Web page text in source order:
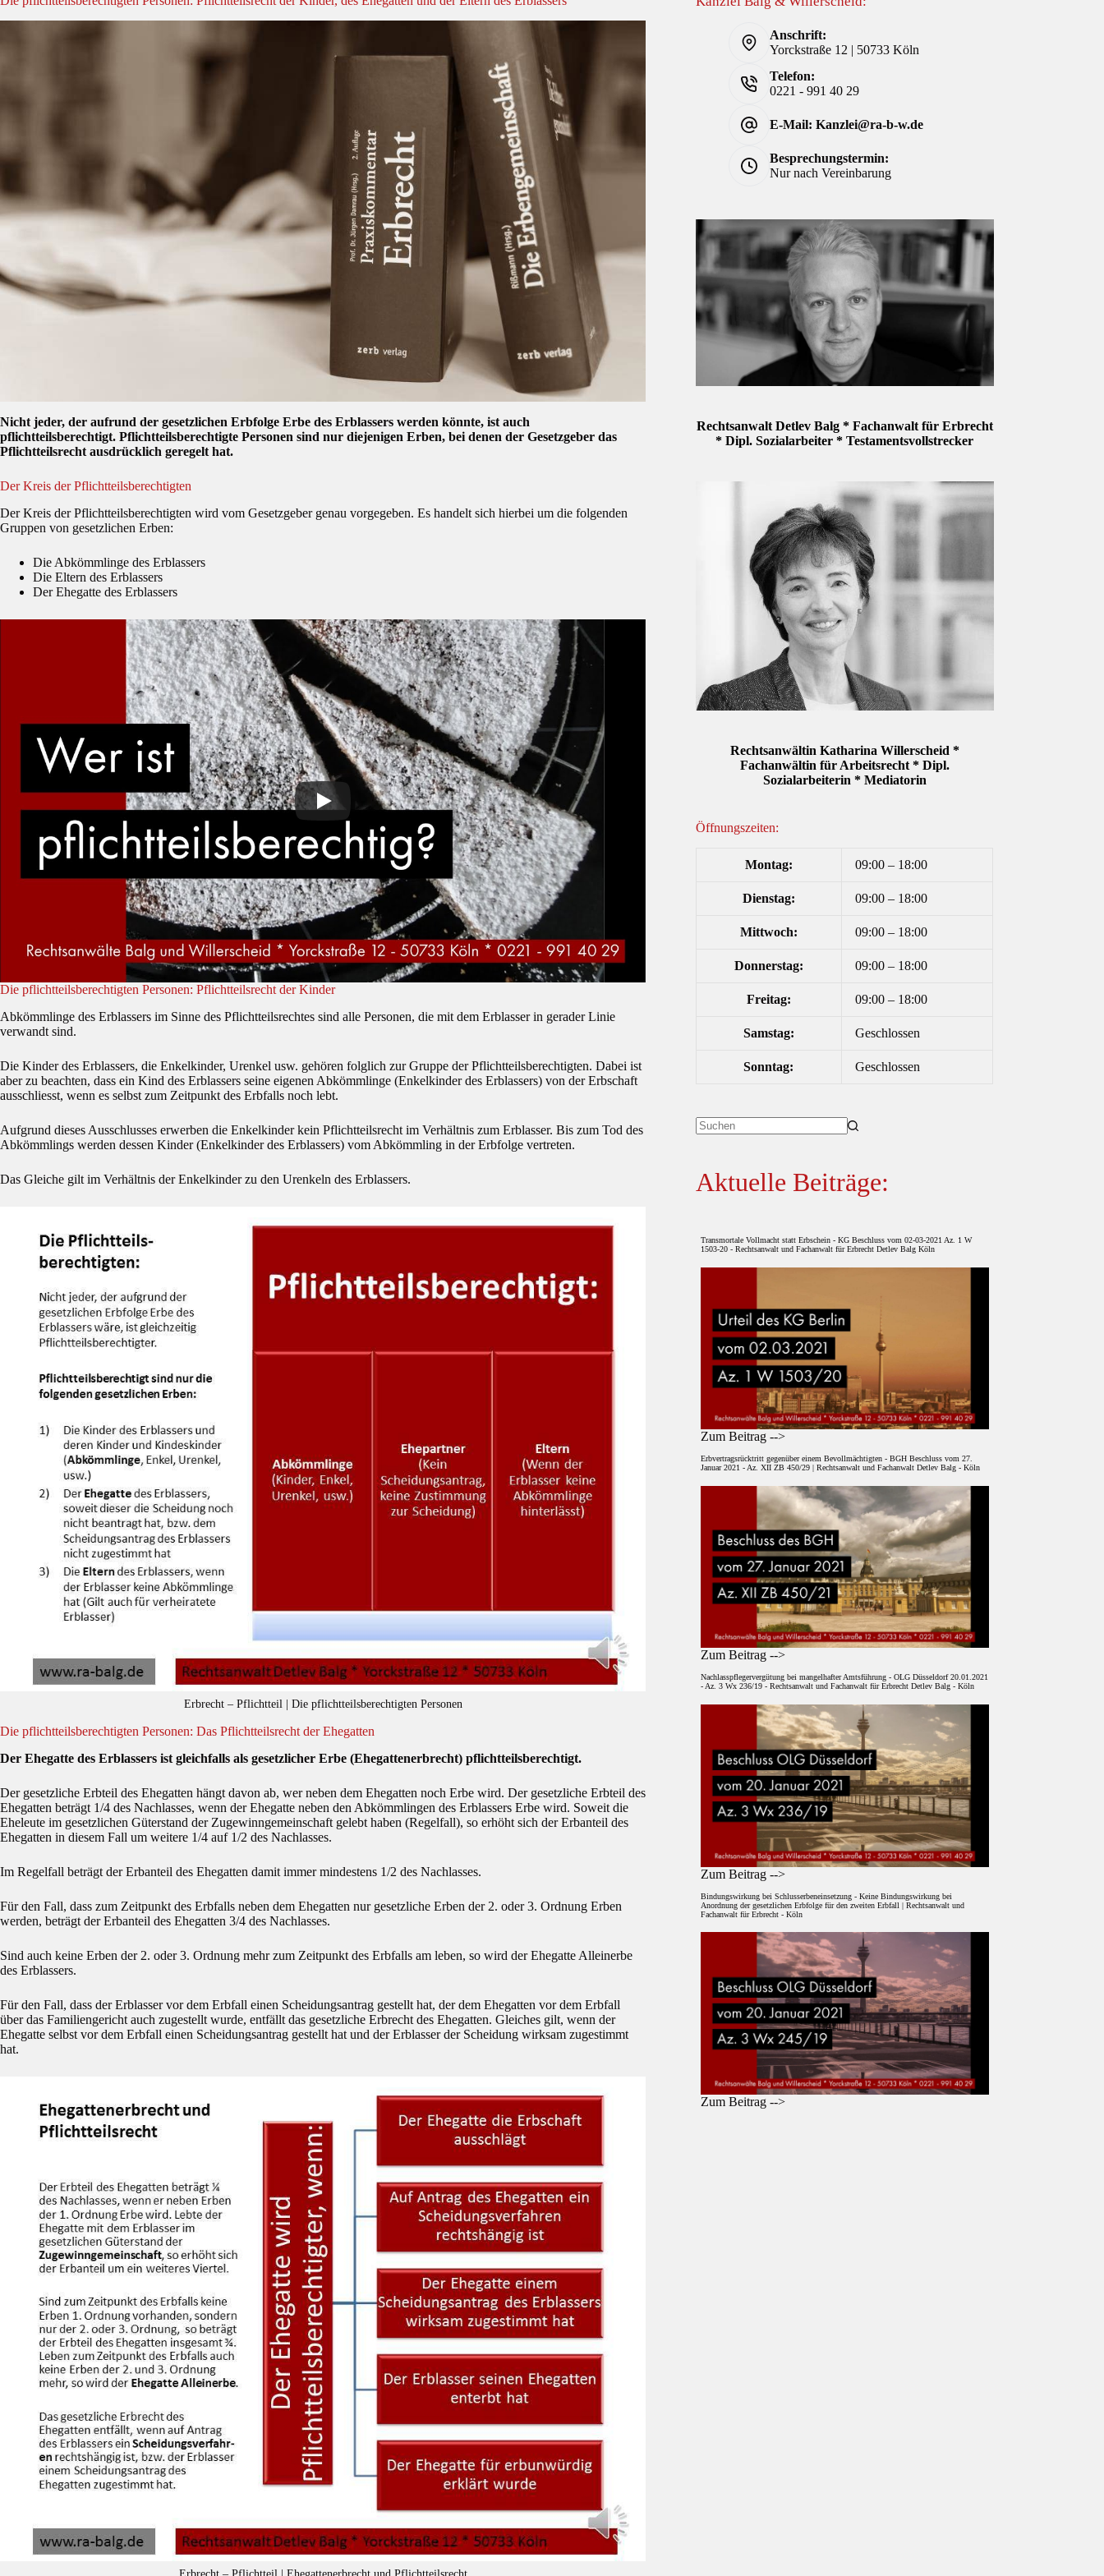
Nicht jeder, der aufrund der gesetzlichen Erbfolge Erbe des Erblassers werden könnte, ist auch
pflichtteilsberechtigt. Pflichtteilsberechtigte Personen sind nur diejenigen Erben, bei denen der Gesetzgeber das
Pflichtteilsrecht ausdrücklich geregelt hat.
Der Kreis der Pflichtteilsberechtigten
Der Kreis der Pflichtteilsberechtigten wird vom Gesetzgeber genau vorgegeben. Es handelt sich hierbei um die folgenden
Gruppen von gesetzlichen Erben:
Die Abkömmlinge des Erblassers
Die Eltern des Erblassers
Der Ehegatte des Erblassers
Die pflichtteilsberechtigten Personen: Pflichtteilsrecht der Kinder
Abkömmlinge des Erblassers im Sinne des Pflichtteilsrechtes sind alle Personen, die mit dem Erblasser in gerader Linie
verwandt sind.
Die Kinder des Erblassers, die Enkelkinder, Urenkel usw. gehören folglich zur Gruppe der Pflichtteilsberechtigten. Dabei ist
aber zu beachten, dass ein Kind des Erblassers seine eigenen Abkömmlinge (Enkelkinder des Erblassers) von der Erbschaft
ausschliesst, wenn es selbst zum Zeitpunkt des Erbfalls noch lebt.
Aufgrund dieses Ausschlusses erwerben die Enkelkinder kein Pflichtteilsrecht im Verhältnis zum Erblasser. Bis zum Tod des
Abkömmlings werden dessen Kinder (Enkelkinder des Erblassers) vom Abkömmling in der Erbfolge vertreten.
Das Gleiche gilt im Verhältnis der Enkelkinder zu den Urenkeln des Erblassers.
Erbrecht – Pflichtteil | Die pflichtteilsberechtigten Personen
Die pflichtteilsberechtigten Personen: Das Pflichtteilsrecht der Ehegatten
Der Ehegatte des Erblassers ist gleichfalls als gesetzlicher Erbe (Ehegattenerbrecht) pflichtteilsberechtigt.
Der gesetzliche Erbteil des Ehegatten hängt davon ab, wer neben dem Ehegatten noch Erbe wird. Der gesetzliche Erbteil des
Ehegatten beträgt 1/4 des Nachlasses, wenn der Ehegatte neben den Abkömmlingen des Erblassers Erbe wird. Soweit die
Eheleute im gesetzlichen Güterstand der Zugewinngemeinschaft gelebt haben (Regelfall), so erhöht sich der Erbanteil des
Ehegatten in diesem Fall um weitere 1/4 auf 1/2 des Nachlasses.
Im Regelfall beträgt der Erbanteil des Ehegatten damit immer mindestens 1/2 des Nachlasses.
Für den Fall, dass zum Zeitpunkt des Erbfalls neben dem Ehegatten nur gesetzliche Erben der 2. oder 3. Ordnung Erben
werden, beträgt der Erbanteil des Ehegatten 3/4 des Nachlasses.
Sind auch keine Erben der 2. oder 3. Ordnung mehr zum Zeitpunkt des Erbfalls am leben, so wird der Ehegatte Alleinerbe
des Erblassers.
Für den Fall, dass der Erblasser vor dem Erbfall einen Scheidungsantrag gestellt hat, der dem Ehegatten vor dem Erbfall
über das Familiengericht auch zugestellt wurde, entfällt das gesetzliche Erbrecht des Ehegatten. Gleiches gilt, wenn der
Ehegatte selbst vor dem Erbfall einen Scheidungsantrag gestellt hat und der Erblasser der Scheidung wirksam zugestimmt
hat.
Erbrecht – Pflichtteil | Ehegattenerbrecht und Pflichtteilsrecht
Anschrift:
Yorckstraße 12 | 50733 Köln
Telefon:
0221 - 991 40 29
E-Mail: Kanzlei@ra-b-w.de
Besprechungstermin:
Nur nach Vereinbarung
Rechtsanwalt Detlev Balg * Fachanwalt für Erbrecht
* Dipl. Sozialarbeiter * Testamentsvollstrecker
Rechtsanwältin Katharina Willerscheid *
Fachanwältin für Arbeitsrecht * Dipl.
Sozialarbeiterin * Mediatorin
Öffnungszeiten:
Montag: 09:00 – 18:00
Dienstag: 09:00 – 18:00
Mittwoch: 09:00 – 18:00
Donnerstag: 09:00 – 18:00
Freitag: 09:00 – 18:00
Samstag: Geschlossen
Sonntag: Geschlossen
Aktuelle Beiträge:
Transmortale Vollmacht statt Erbschein - KG Beschluss vom 02-03-2021 Az. 1 W
1503-20 - Rechtsanwalt und Fachanwalt für Erbrecht Detlev Balg Köln
Zum Beitrag -->
Erbvertragsrücktritt gegenüber einem Bevollmächtigten - BGH Beschluss vom 27.
Januar 2021 - Az. XII ZB 450/29 | Rechtsanwalt und Fachanwalt Detlev Balg - Köln
Zum Beitrag -->
Nachlasspflegervergütung bei mangelhafter Amtsführung - OLG Düsseldorf 20.01.2021
- Az. 3 Wx 236/19 - Rechtsanwalt und Fachanwalt für Erbrecht Detlev Balg - Köln
Zum Beitrag -->
Bindungswirkung bei Schlusserbeneinsetzung - Keine Bindungswirkung bei
Anordnung der gesetzlichen Erbfolge für den zweiten Erbfall | Rechtsanwalt und
Fachanwalt für Erbrecht - Köln
Zum Beitrag -->